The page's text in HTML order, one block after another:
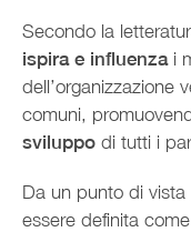
Secondo la
ispira e influenzai
dell’organizzazione
comuni,
sviluppo di tutti i
Da un punto di
essere definita